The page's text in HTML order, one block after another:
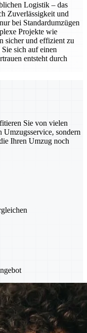
Logistik – das
Zuverlässigkeit und
bei Standardumzügen
Projekte wie
sicher und effizient zu
sich auf einen
entsteht durch
Sie von vielen
sondern
Ihren Umzug noch